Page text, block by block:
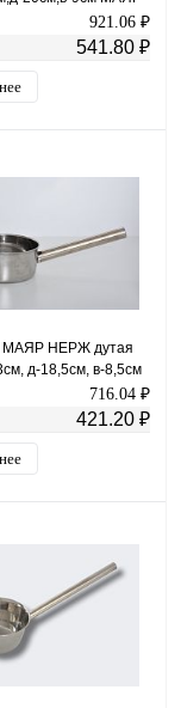
YK-18-20
921.06 ₽
541.80 ₽
МАЯР НЕРЖ дутая
д-18,5см, в-8,5см
YK-17-19716.04 ₽
421.20 ₽